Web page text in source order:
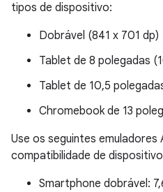
tipos de dispositivo:
Dobrável (841 x 701 dp)
Tablet de 8 polegadas
Tablet de 10,5
Chromebook de 13
Use os seguintes
compatibilidade de
Smartphone dobrável: